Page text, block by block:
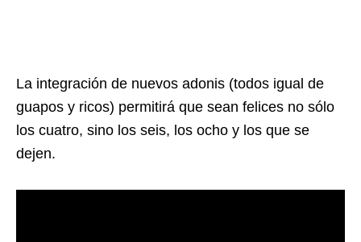
La integración de nuevos adonis (todos igual de
guapos y ricos) permitirá que sean felices no sólo
los cuatro, sino los seis, los ocho y los que se
dejen.